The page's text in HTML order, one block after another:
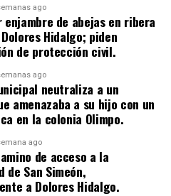
ago
de abejas en ribera
Hidalgo; piden
de protección civil.
ago
neutraliza a un
amenazaba a su hijo con un
en la colonia Olimpo.
ago
de acceso a la
de San Simeón,
a Dolores Hidalgo.